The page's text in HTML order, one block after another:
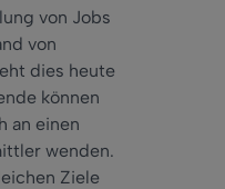
von Jobs
von
dies heute
können
an einen
wenden.
Ziele